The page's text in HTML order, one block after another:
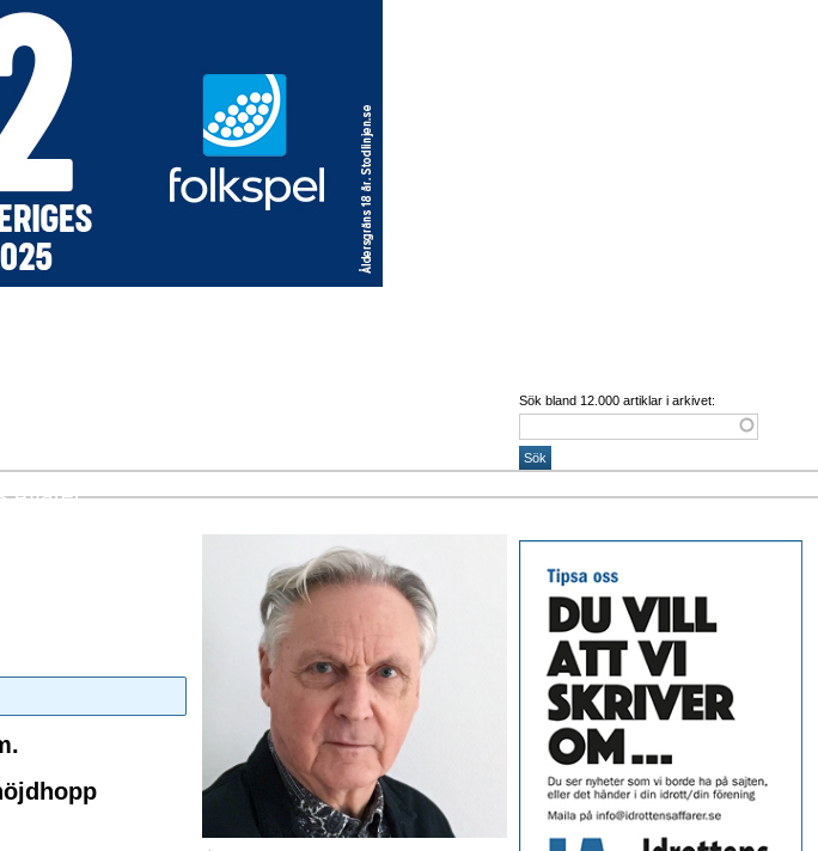
Sök bland 12.000 artiklar i arkivet:
Affärer